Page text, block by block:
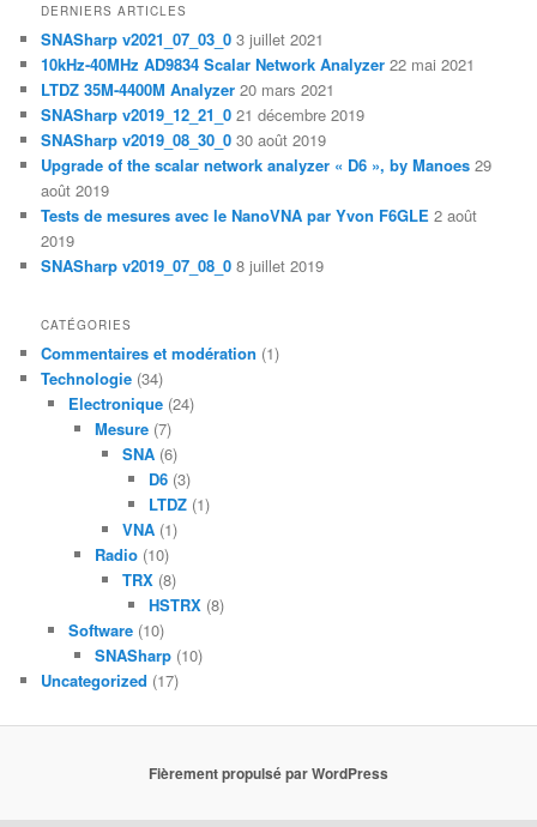
DERNIERS ARTICLES
SNASharp v2021_07_03_0 3 juillet 2021
10kHz-40MHz AD9834 Scalar Network Analyzer 22 mai 2021
LTDZ 35M-4400M Analyzer 20 mars 2021
SNASharp v2019_12_21_0 21 décembre 2019
SNASharp v2019_08_30_0 30 août 2019
Upgrade of the scalar network analyzer « D6 », by Manoes 29
août 2019
Tests de mesures avec le NanoVNA par Yvon F6GLE 2 août
2019
SNASharp v2019_07_08_0 8 juillet 2019
CATÉGORIES
Commentaires et modération (1)
Technologie (34)
Electronique(24)
Mesure (7)
SNA(6)
D6 (3)
LTDZ (1)
VNA(1)
Radio (10)
TRX(8)
HSTRX (8)
Software(10)
SNASharp (10)
Uncategorized (17)
Fièrement propulsé par WordPress